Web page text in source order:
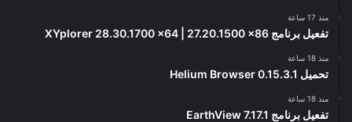
منذ 17 ساعة
تفعيل برنامج XYplorer 28.30.1700 x64 | 27.20.1500 x86
منذ 18 ساعة
تحميل Helium Browser 0.15.3.1
منذ 18 ساعة
تفعيل برنامج EarthView 7.17.1